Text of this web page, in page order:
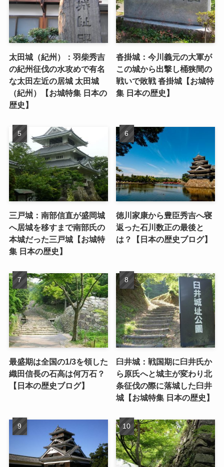
太田城（紀州）：羽柴秀吉
の紀州征伐の水攻めで有名
な太田左近の居城 太田城
（紀州）【お城特集 日本の
歴史】
沓掛城：今川義元の大軍が
この城から出撃し桶狭間の
戦いで敗戦 沓掛城【お城特
集 日本の歴史】
三戸城：南部信直が盛岡城
へ居城を移すまで南部氏の
本城だった三戸城【お城特
集 日本の歴史】
徳川家康から豊臣秀吉へ寝
返った石川数正の最後と
は？【日本の歴史ブログ】
最盛期は全国の1/3を領した
織田信長の石高は何万石？
【日本の歴史ブログ】
臼井城：戦国期に臼井氏か
ら原氏へと城主が変わり北
条征伐の際に落城した臼井
城【お城特集 日本の歴史】